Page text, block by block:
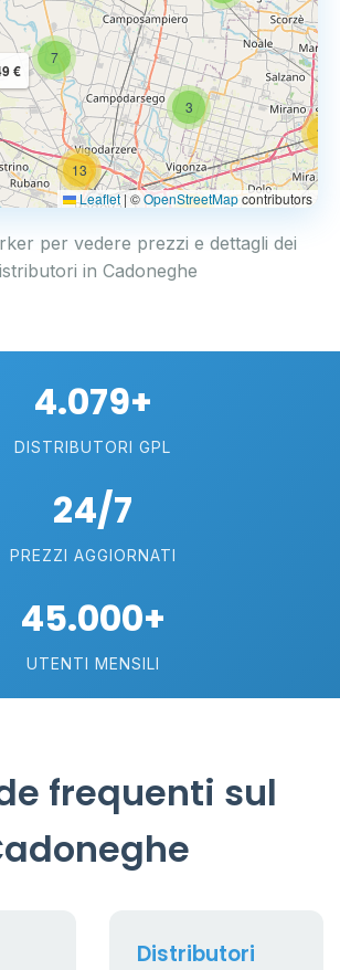
14
3
7
13
€
Leaflet | ©OpenStreetMapcontributors
per vedere prezzi e dettagli dei
in Cadoneghe
4.079+
DISTRIBUTORI GPL
24/7
PREZZI AGGIORNATI
45.000+
UTENTI MENSILI
frequenti sul
Distributori